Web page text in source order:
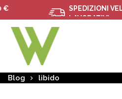
SPEDIZIONI VELOCI
LAVORATIVI
Blog libido